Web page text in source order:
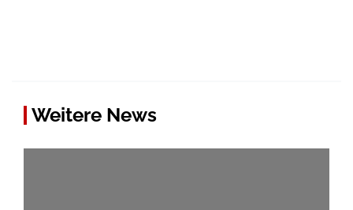
Weitere News